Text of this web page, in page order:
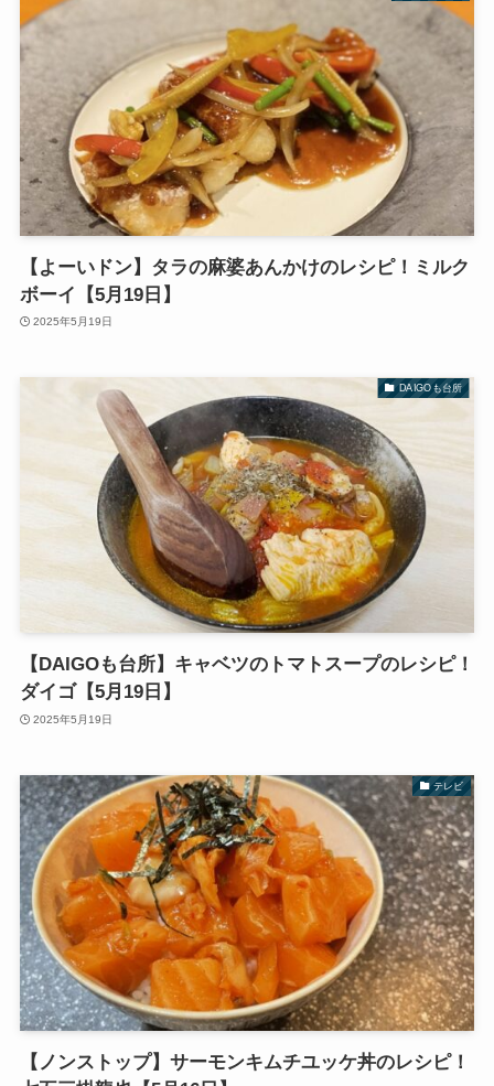
【よーいドン】タラの麻婆あんかけのレシピ！ミルク
ボーイ【5月19日】
2025年5月19日
DAIGOも台所
【DAIGOも台所】キャベツのトマトスープのレシピ！
ダイゴ【5月19日】
2025年5月19日
テレビ
【ノンストップ】サーモンキムチユッケ丼のレシピ！